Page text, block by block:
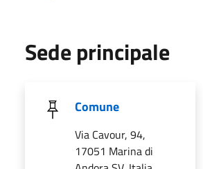
Sede principale
Comune
Via Cavour, 94,
17051 Marina di